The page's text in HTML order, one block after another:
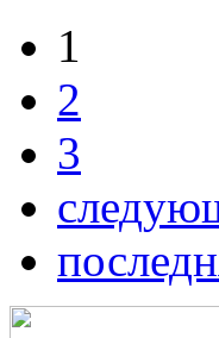
1
2
3